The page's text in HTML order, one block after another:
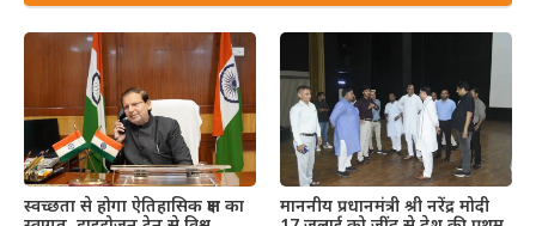
स्वच्छता से होगा ऐतिहासिक क्षण का
माननीय प्रधानमंत्री श्री नरेंद्र मोदी